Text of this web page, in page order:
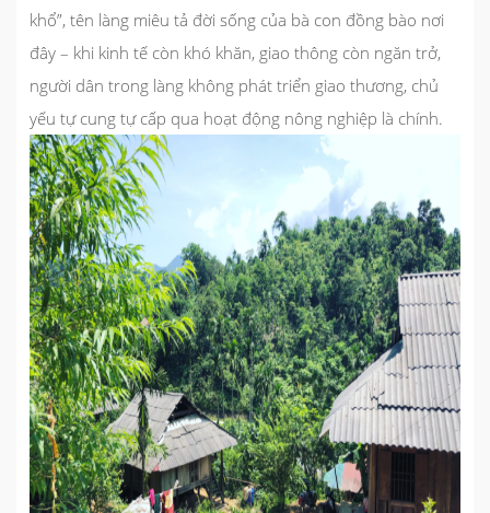
khổ”, tên làng miêu tả đời sống của bà con đồng bào nơi
đây – khi kinh tế còn khó khăn, giao thông còn ngăn trở,
người dân trong làng không phát triển giao thương, chủ
yếu tự cung tự cấp qua hoạt động nông nghiệp là chính.